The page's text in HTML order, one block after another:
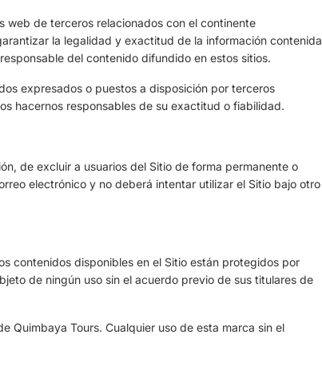
web de terceros relacionados con el continente
la legalidad y exactitud de la información contenida
del contenido difundido en estos sitios.
expresados o puestos a disposición por terceros
hacernos responsables de su exactitud o fiabilidad.
de excluir a usuarios del Sitio de forma permanente o
electrónico y no deberá intentar utilizar el Sitio bajo otro
contenidos disponibles en el Sitio están protegidos por
de ningún uso sin el acuerdo previo de sus titulares de
Quimbaya Tours. Cualquier uso de esta marca sin el